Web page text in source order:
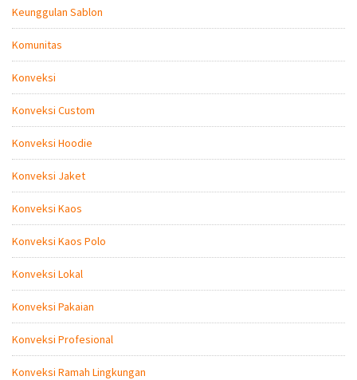
Keunggulan Sablon
Komunitas
Konveksi
Konveksi Custom
Konveksi Hoodie
Konveksi Jaket
Konveksi Kaos
Konveksi Kaos Polo
Konveksi Lokal
Konveksi Pakaian
Konveksi Profesional
Konveksi Ramah Lingkungan